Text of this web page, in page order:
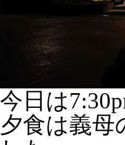
今日は
夕食は義母